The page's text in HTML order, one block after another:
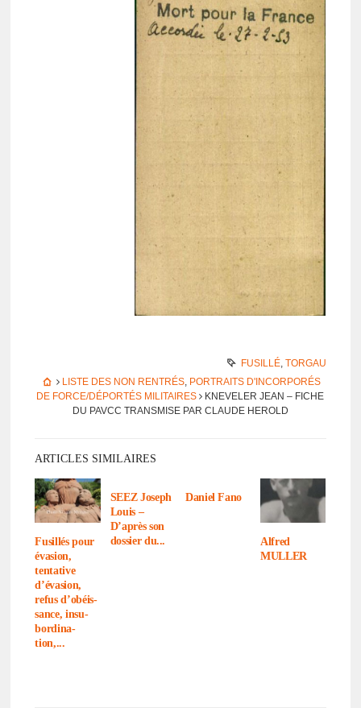
FUSILLÉ, TORGAU
LISTE DES NON RENTRÉS, PORTRAITS D'INCORPORÉS
DE FORCE/DÉPORTÉS MILITAIRES
KNEVELER JEAN – FICHE
DU PAVCC TRANS­MISE PAR CLAUDE HEROLD
ARTICLES SIMILAIRES
Fusillés pour
évasion,
tenta­tive
d’éva­sion,
refus d’obéis­
sance, insu­
bor­di­na­
tion,...
SEEZ Joseph
Louis –
D’après son
dossier du...
Daniel Fano
Alfred
MULLER